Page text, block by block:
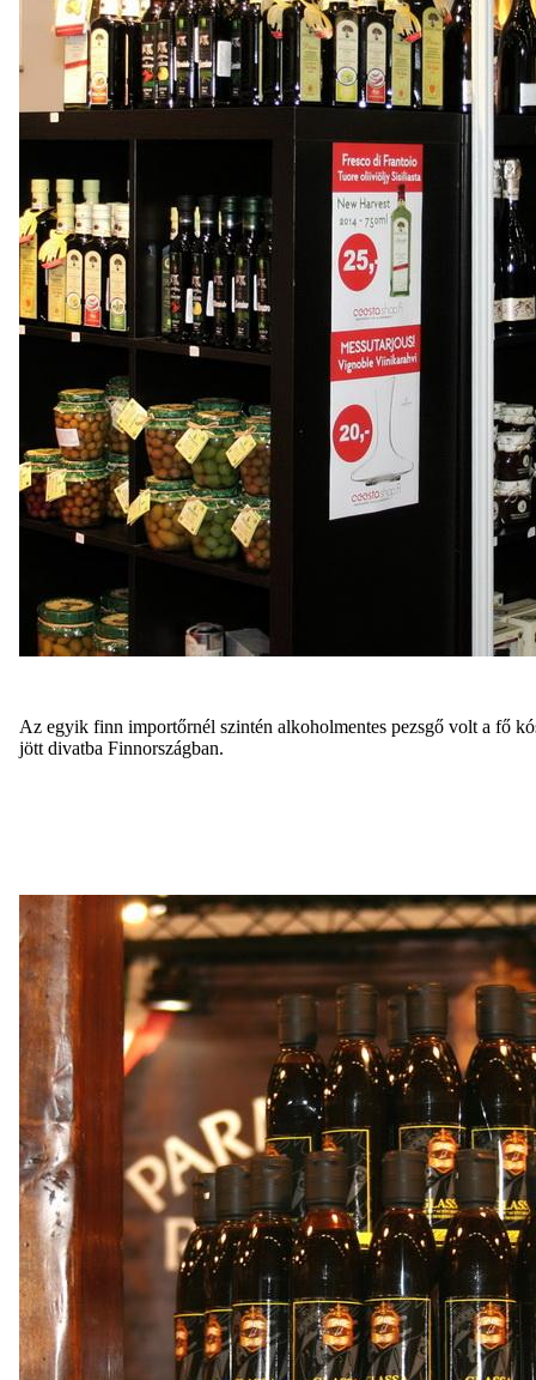
Az egyik finn importőrnél szintén alkoholmentes pezsgő volt a fő
jött divatba Finnországban.